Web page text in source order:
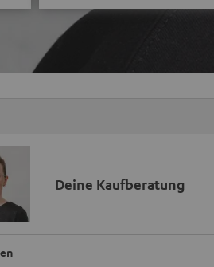
Deine Kaufberatung